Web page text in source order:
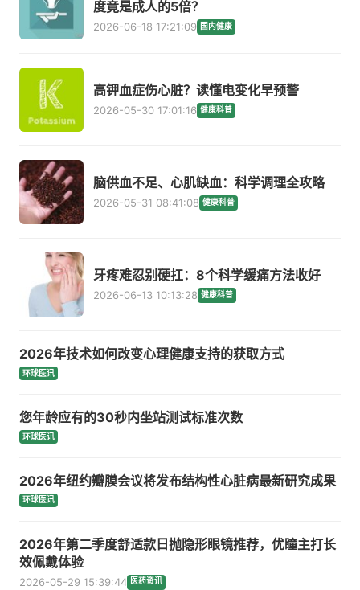
度竟是成人的5倍？
2026-06-18 17:21:09 国内健康
高钾血症伤心脏？读懂电变化早预警
2026-05-30 17:01:16 健康科普
脑供血不足、心肌缺血：科学调理全攻略
2026-05-31 08:41:08 健康科普
牙疼难忍别硬扛：8个科学缓痛方法收好
2026-06-13 10:13:28 健康科普
2026年技术如何改变心理健康支持的获取方式
环球医讯
您年龄应有的30秒内坐站测试标准次数
环球医讯
2026年纽约瓣膜会议将发布结构性心脏病最新研究成果
环球医讯
2026年第二季度舒适款日抛隐形眼镜推荐，优瞳主打长
效佩戴体验
2026-05-29 15:39:44 医药资讯